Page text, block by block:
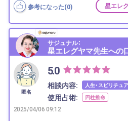
参考になった(0) 星エレ
サジュナル：
星エレグヤマ先生への
匿名
5.0
相談内容: 人生・スピリチュ
使用占術: 四柱推命
2025/04/06 09:12